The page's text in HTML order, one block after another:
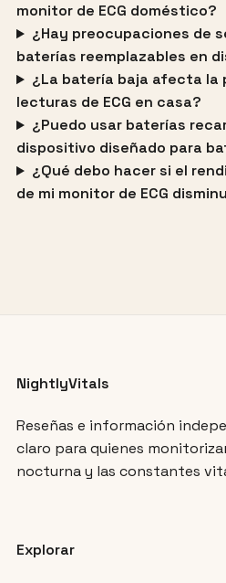
monitor de ECG doméstico?
¿Hay preocupaciones de
baterías reemplazables en
¿La batería baja afecta la
lecturas de ECG en casa?
¿Puedo usar baterías
dispositivo diseñado para
¿Qué debo hacer si el
de mi monitor de ECG
NightlyVitals
Reseñas e información
claro para quienes
nocturna y las constantes
Explorar